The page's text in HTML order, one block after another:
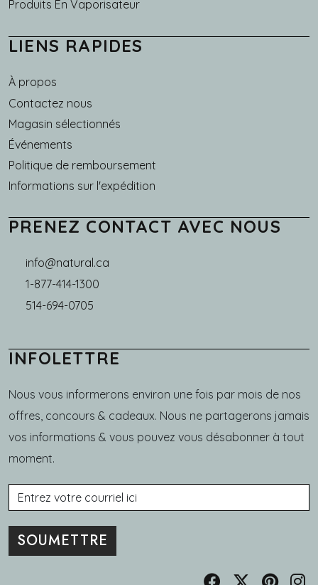
Produits En Vaporisateur
LIENS RAPIDES
À propos
Main navigation
Contactez nous
Magasin sélectionnés
Événements
Politique de remboursement
Informations sur l'expédition
PRENEZ CONTACT AVEC NOUS
info@natural.ca
1-877-414-1300
514-694-0705
INFOLETTRE
Nous vous informerons environ une fois par mois de nos
offres, concours & cadeaux. Nous ne partagerons jamais
vos informations & vous pouvez vous désabonner à tout
moment.
Courriel